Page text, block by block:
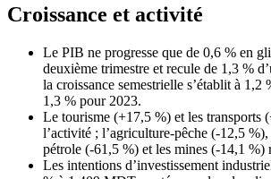
Croissance et activité
Le PIB ne progresse que de 0,6 % en
deuxième trimestre et recule de 1,3 %
la croissance semestrielle s’établit à
1,3 % pour 2023.
Le tourisme (+17,5 %) et les transports
l’activité ; l’agriculture-pêche (-12,5
pétrole (-61,5 %) et les mines (-14,1 %)
Les intentions d’investissement